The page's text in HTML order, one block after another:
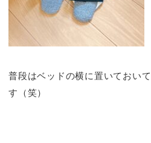
普段はベッドの横に置いておい
す（笑）